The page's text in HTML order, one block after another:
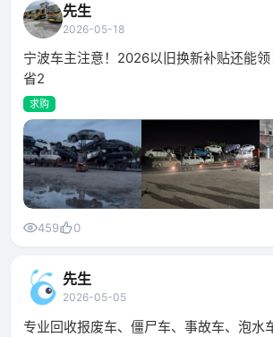
先生
2026-05-18
宁波车主注意！2026以旧换新补贴还能
省2
求购
459 0
先生
2026-05-05
专业回收报废车、僵尸车、事故车、泡水